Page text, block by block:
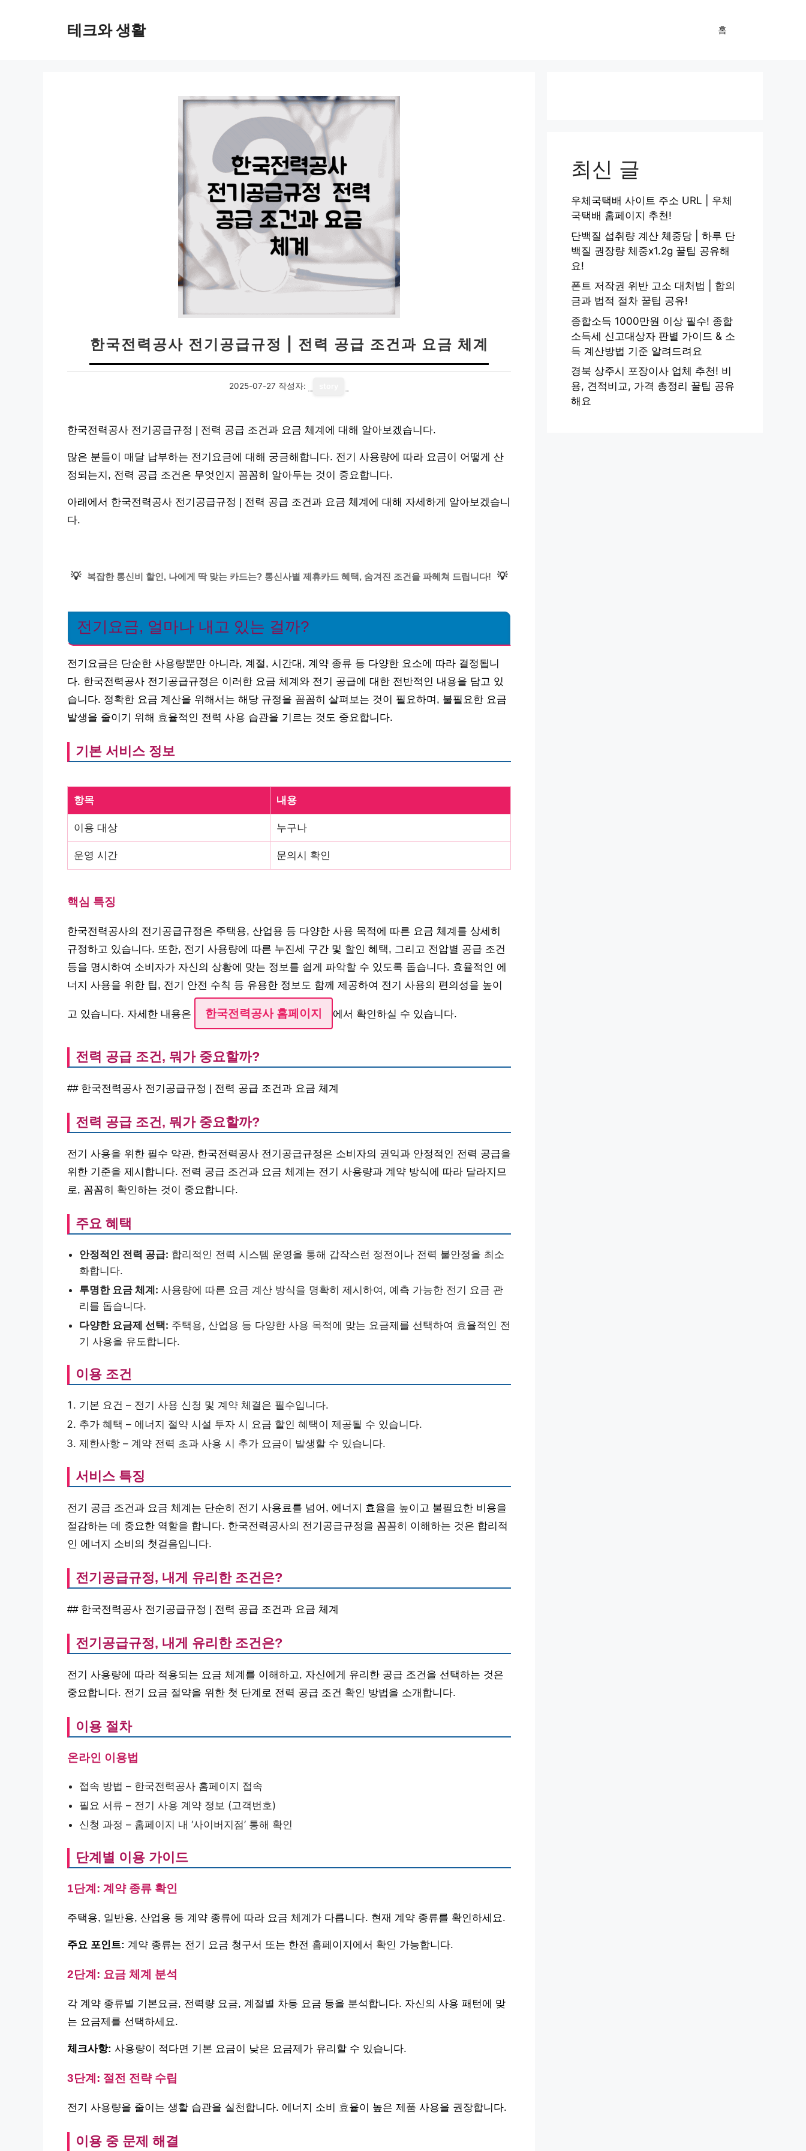
테크와 생활 홈
한국전력공사 전기공급규정 | 전력 공급 조건과 요금 체계
2025-07-27 작성자:
한국전력공사 전기공급규정 | 전력 공급 조건과 요금 체계에 대해 알아보겠습니다.
많은 분들이 매달 납부하는 전기요금에 대해 궁금해합니다. 전기 사용량에 따라 요금이 어떻게 산
정되는지, 전력 공급 조건은 무엇인지 꼼꼼히 알아두는 것이 중요합니다.
아래에서 한국전력공사 전기공급규정 | 전력 공급 조건과 요금 체계에 대해 자세하게 알아보겠습니
다.
💡 복잡한 통신비 할인, 나에게 딱 맞는 카드는? 통신사별 제휴카드 혜택, 숨겨진 조건을 파헤쳐 드립니다! 💡
전기요금, 얼마나 내고 있는 걸까?
전기요금은 단순한 사용량뿐만 아니라, 계절, 시간대, 계약 종류 등 다양한 요소에 따라 결정됩니
다. 한국전력공사 전기공급규정은 이러한 요금 체계와 전기 공급에 대한 전반적인 내용을 담고 있
습니다. 정확한 요금 계산을 위해서는 해당 규정을 꼼꼼히 살펴보는 것이 필요하며, 불필요한 요금
발생을 줄이기 위해 효율적인 전력 사용 습관을 기르는 것도 중요합니다.
기본 서비스 정보
항목 내용
이용 대상 누구나
운영 시간 문의시 확인
핵심 특징
한국전력공사의 전기공급규정은 주택용, 산업용 등 다양한 사용 목적에 따른 요금 체계를 상세히
규정하고 있습니다. 또한, 전기 사용량에 따른 누진세 구간 및 할인 혜택, 그리고 전압별 공급 조건
등을 명시하여 소비자가 자신의 상황에 맞는 정보를 쉽게 파악할 수 있도록 돕습니다. 효율적인 에
너지 사용을 위한 팁, 전기 안전 수칙 등 유용한 정보도 함께 제공하여 전기 사용의 편의성을 높이
고 있습니다. 자세한 내용은 한국전력공사 홈페이지 에서 확인하실 수 있습니다.
전력 공급 조건, 뭐가 중요할까?
## 한국전력공사 전기공급규정 | 전력 공급 조건과 요금 체계
전력 공급 조건, 뭐가 중요할까?
전기 사용을 위한 필수 약관, 한국전력공사 전기공급규정은 소비자의 권익과 안정적인 전력 공급을
위한 기준을 제시합니다. 전력 공급 조건과 요금 체계는 전기 사용량과 계약 방식에 따라 달라지므
로, 꼼꼼히 확인하는 것이 중요합니다.
주요 혜택
안정적인 전력 공급: 합리적인 전력 시스템 운영을 통해 갑작스런 정전이나 전력 불안정을 최소
화합니다.
투명한 요금 체계: 사용량에 따른 요금 계산 방식을 명확히 제시하여, 예측 가능한 전기 요금 관
리를 돕습니다.
다양한 요금제 선택: 주택용, 산업용 등 다양한 사용 목적에 맞는 요금제를 선택하여 효율적인 전
기 사용을 유도합니다.
이용 조건
기본 요건 – 전기 사용 신청 및 계약 체결은 필수입니다.
추가 혜택 – 에너지 절약 시설 투자 시 요금 할인 혜택이 제공될 수 있습니다.
제한사항 – 계약 전력 초과 사용 시 추가 요금이 발생할 수 있습니다.
서비스 특징
전기 공급 조건과 요금 체계는 단순히 전기 사용료를 넘어, 에너지 효율을 높이고 불필요한 비용을
절감하는 데 중요한 역할을 합니다. 한국전력공사의 전기공급규정을 꼼꼼히 이해하는 것은 합리적
인 에너지 소비의 첫걸음입니다.
전기공급규정, 내게 유리한 조건은?
## 한국전력공사 전기공급규정 | 전력 공급 조건과 요금 체계
전기공급규정, 내게 유리한 조건은?
전기 사용량에 따라 적용되는 요금 체계를 이해하고, 자신에게 유리한 공급 조건을 선택하는 것은
중요합니다. 전기 요금 절약을 위한 첫 단계로 전력 공급 조건 확인 방법을 소개합니다.
이용 절차
온라인 이용법
접속 방법 – 한국전력공사 홈페이지 접속
필요 서류 – 전기 사용 계약 정보 (고객번호)
신청 과정 – 홈페이지 내 ‘사이버지점’ 통해 확인
단계별 이용 가이드
1단계: 계약 종류 확인
주택용, 일반용, 산업용 등 계약 종류에 따라 요금 체계가 다릅니다. 현재 계약 종류를 확인하세요.
주요 포인트: 계약 종류는 전기 요금 청구서 또는 한전 홈페이지에서 확인 가능합니다.
2단계: 요금 체계 분석
각 계약 종류별 기본요금, 전력량 요금, 계절별 차등 요금 등을 분석합니다. 자신의 사용 패턴에 맞
는 요금제를 선택하세요.
체크사항: 사용량이 적다면 기본 요금이 낮은 요금제가 유리할 수 있습니다.
3단계: 절전 전략 수립
전기 사용량을 줄이는 생활 습관을 실천합니다. 에너지 소비 효율이 높은 제품 사용을 권장합니다.
이용 중 문제 해결
최신 글
우체국택배 사이트 주소 URL | 우체
국택배 홈페이지 추천!
단백질 섭취량 계산 체중당 | 하루 단
백질 권장량 체중x1.2g 꿀팁 공유해
요!
폰트 저작권 위반 고소 대처법 | 합의
금과 법적 절차 꿀팁 공유!
종합소득 1000만원 이상 필수! 종합
소득세 신고대상자 판별 가이드 & 소
득 계산방법 기준 알려드려요
경북 상주시 포장이사 업체 추천! 비
용, 견적비교, 가격 총정리 꿀팁 공유
해요